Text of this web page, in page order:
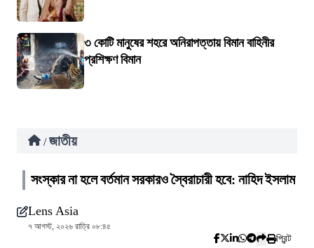
৩ কোটি মানুষের শহরে অনিরাপত্তায় বিমান বাহিনীর
প্রশিক্ষণ বিমান
/ জাতীয়
সংস্কার না হলে বর্তমান সরকারও স্বৈরাচারী হবে: নাহিদ ইসলাম
Lens Asia
৭ আগস্ট, ২০২৬ রাত্রি ০৮:৪৫
প্রিন্ট